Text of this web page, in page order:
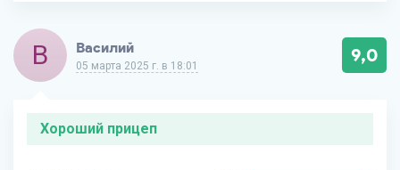
В Василий
05 марта 2025 г. в 18:01 9,0
Хороший прицеп